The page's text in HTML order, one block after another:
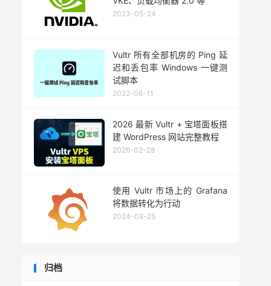
2023-05-24
Vultr 所有全部机房的 Ping 延
迟和丢包率 Windows 一键测
试脚本
2022-06-11
2026 最新 Vultr + 宝塔面板搭
建 WordPress 网站完整教程
2026-02-28
使用 Vultr 市场上的 Grafana
将数据转化为行动
2024-08-25
归档